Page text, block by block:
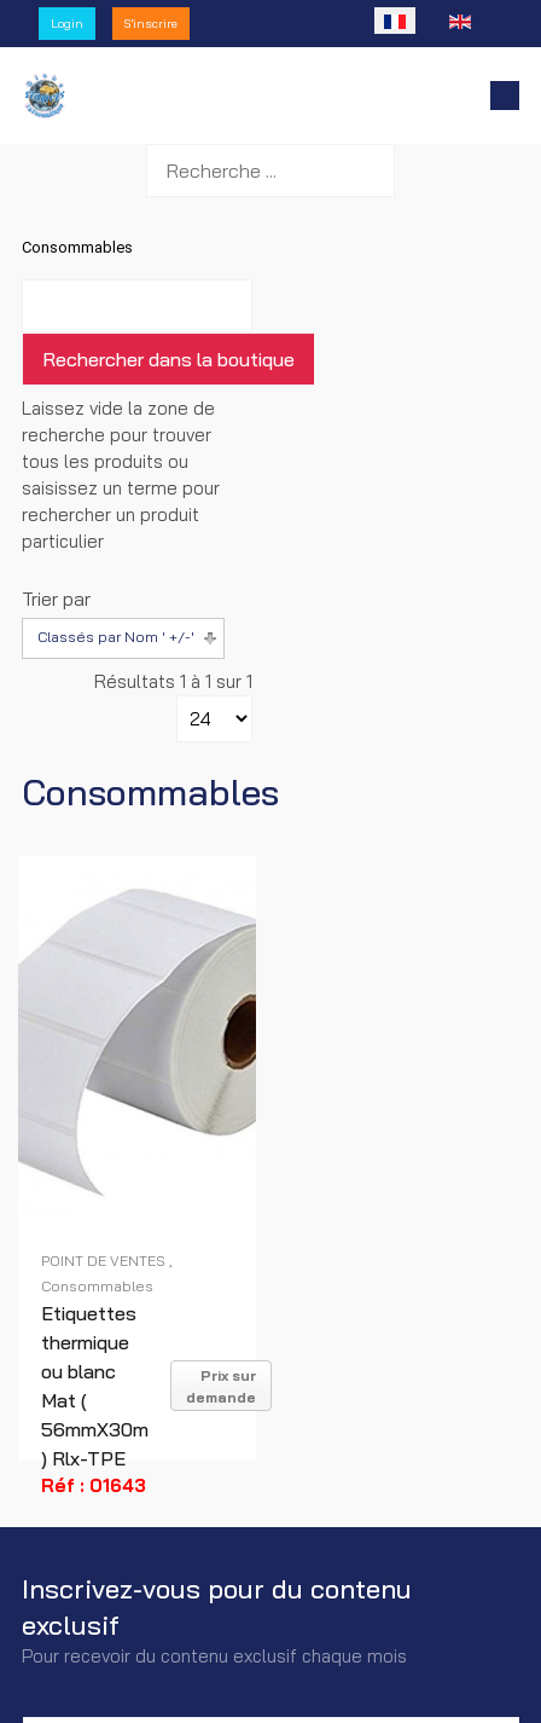
Login S'inscrire Sélectionnez votre
Consommables
Laissez vide la zone de
recherche pour trouver
tous les produits ou
saisissez un terme pour
rechercher un produit
particulier
Trier par
Classés par Nom ' +/-'
Résultats 1 à 1 sur 1
Consommables
POINT DE VENTES
Consommables
Etiquettes
thermique
ou blanc
Mat (
56mmX30m
) Rlx-TPE
Prix sur
demande
Réf : 01643
Inscrivez-vous pour du contenu
exclusif
Pour recevoir du contenu exclusif chaque mois